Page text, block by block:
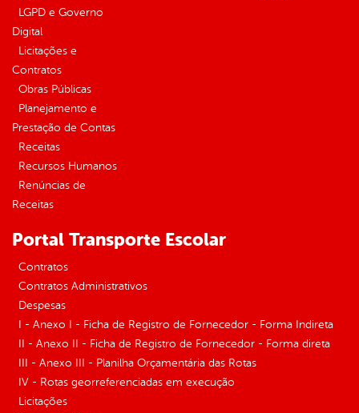
LGPD e Governo
Digital
Licitações e
Contratos
Obras Públicas
Planejamento e
Prestação de Contas
Receitas
Recursos Humanos
Renúncias de
Receitas
Portal Transporte Escolar
Contratos
Contratos Administrativos
Despesas
I - Anexo I - Ficha de Registro de Fornecedor - Forma Indireta
II - Anexo II - Ficha de Registro de Fornecedor - Forma direta
III - Anexo III - Planilha Orçamentária das Rotas
IV - Rotas georreferenciadas em execução
Licitações